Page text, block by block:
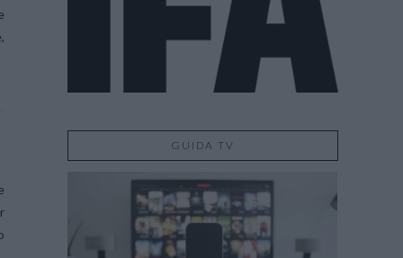
GUIDA TV